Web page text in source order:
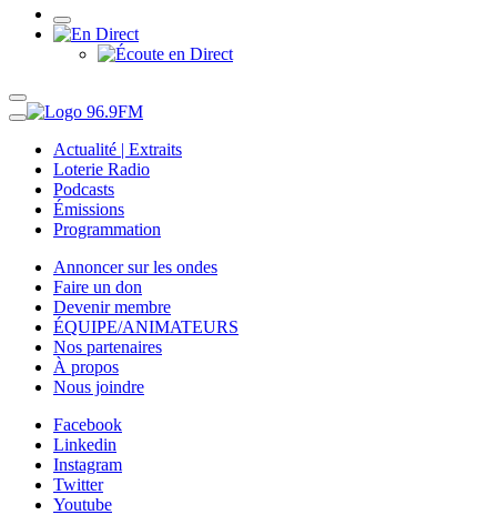
Actualité | Extraits
Loterie Radio
Podcasts
Émissions
Programmation
Annoncer sur les ondes
Faire un don
Devenir membre
ÉQUIPE/ANIMATEURS
Nos partenaires
À propos
Nous joindre
Facebook
Linkedin
Instagram
Twitter
Youtube